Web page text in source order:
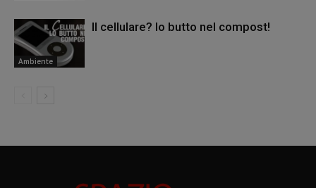
Ambiente
Il cellulare? lo butto nel compost!